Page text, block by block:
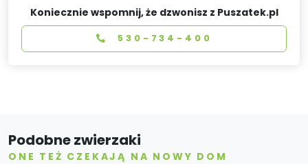
Koniecznie wspomnij, że dzwonisz z Puszatek.pl
530-734-400
Podobne zwierzaki
ONE TEŻ CZEKAJĄ NA NOWY DOM